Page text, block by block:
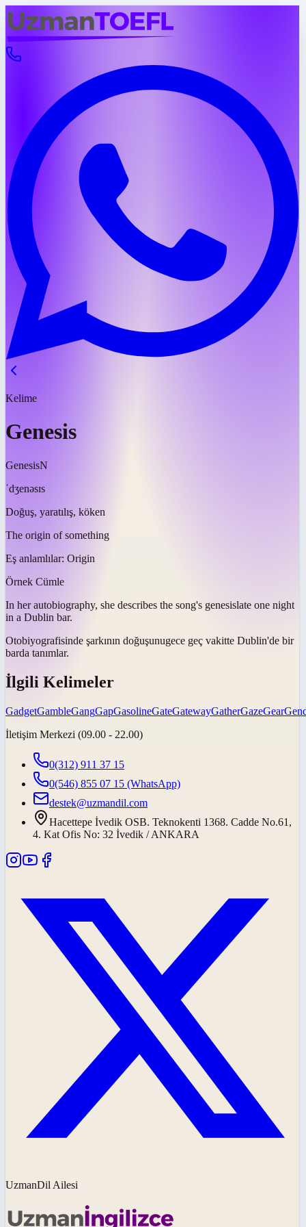
Kelime
Genesis
GenesisN
ˈdʒenəsɪs
Doğuş, yaratılış, köken
The origin of something
Eş anlamlılar: Origin
Örnek Cümle
In her autobiography, she describes the song's genesislate one night
in a Dublin bar.
Otobiyografisinde şarkının doğuşunugece geç vakitte Dublin'de bir
barda tanımlar.
İlgili Kelimeler
GadgetGambleGangGapGasolineGateGatewayGatherGazeGear
İletişim Merkezi (09.00 - 22.00)
0(312) 911 37 15
0(546) 855 07 15 (WhatsApp)
destek@uzmandil.com
Hacettepe İvedik OSB. Teknokenti 1368. Cadde No.61,
4. Kat Ofis No: 32 İvedik / ANKARA
UzmanDil Ailesi